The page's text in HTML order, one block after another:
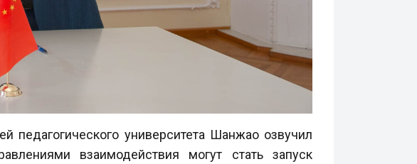
педагогического университета Шанжао озвучил
взаимодействия могут стать запуск